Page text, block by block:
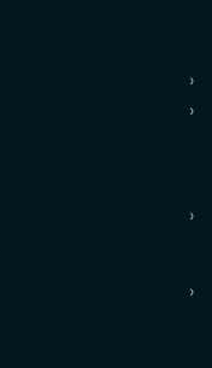
›
›
›
›